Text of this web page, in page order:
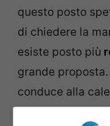
questo posto
di chiedere la
esiste posto più
grande
conduce alla
spettacolari.